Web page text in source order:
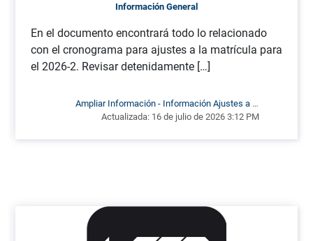
Información General
En el documento encontrará todo lo relacionado
con el cronograma para ajustes a la matrícula para
el 2026-2. Revisar detenidamente […]
Ampliar Información - Información Ajustes a la
Matrícula Académica 2026-2
Actualizada: 16 de julio de 2026 3:12 PM